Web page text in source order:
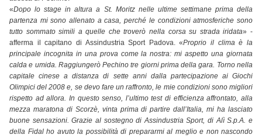
«Dopo lo stage in altura a St. Moritz nelle ultime settimane prima della
partenza mi sono allenato a casa, perché le condizioni atmosferiche sono
tutto sommato simili a quelle che troverò nella corsa su strada iridata» -
afferma il capitano di Assindustria Sport Padova. «Proprio il clima è la
principale incognita in una prova come la nostra: mi aspetto una giornata
calda e umida. Raggiungerò Pechino tre giorni prima della gara. Torno nella
capitale cinese a distanza di sette anni dalla partecipazione ai Giochi
Olimpici del 2008 e, se devo fare un raffronto, le mie condizioni sono migliori
rispetto ad allora. In questo senso, l’ultimo test di efficienza affrontato, alla
mezza maratona di Scorzè, vinta prima di partire dall’Italia, mi ha lasciato
buone sensazioni. Grazie al sostegno di Assindustria Sport, di Alì S.p.A. e
della Fidal ho avuto la possibilità di prepararmi al meglio e non nascondo